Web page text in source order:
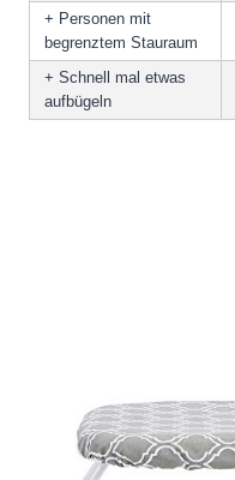
+ Personen mit
begrenztem Stauraum
+ Schnell mal etwas
aufbügeln